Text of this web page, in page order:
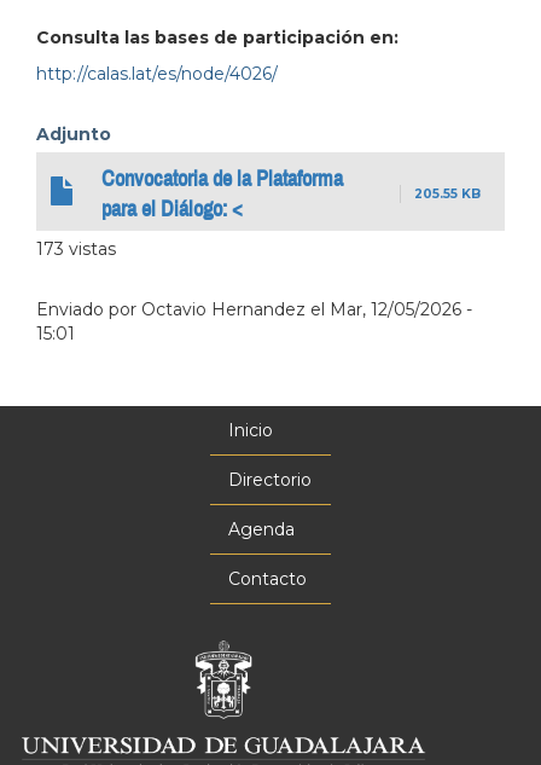
Consulta las bases de participación en:
http://calas.lat/es/node/4026/
Adjunto
Convocatoria de la Plataforma
para el Diálogo: <
205.55 KB
173 vistas
Enviado por Octavio Hernandez el Mar, 12/05/2026 -
15:01
Inicio
Directorio
Agenda
Contacto